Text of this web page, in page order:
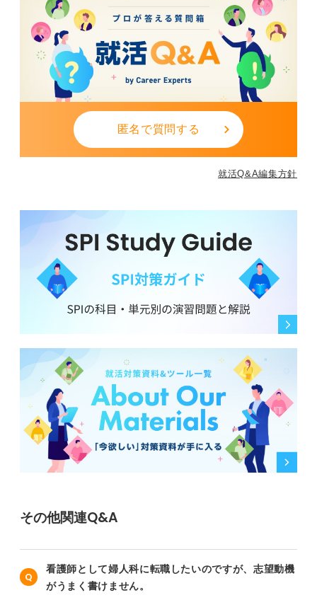
匿名で質問する
就活Q&A編集方針
その他関連Q&A
看護師として婦人科に転職したいのですが、志望動機
がうまく書けません。